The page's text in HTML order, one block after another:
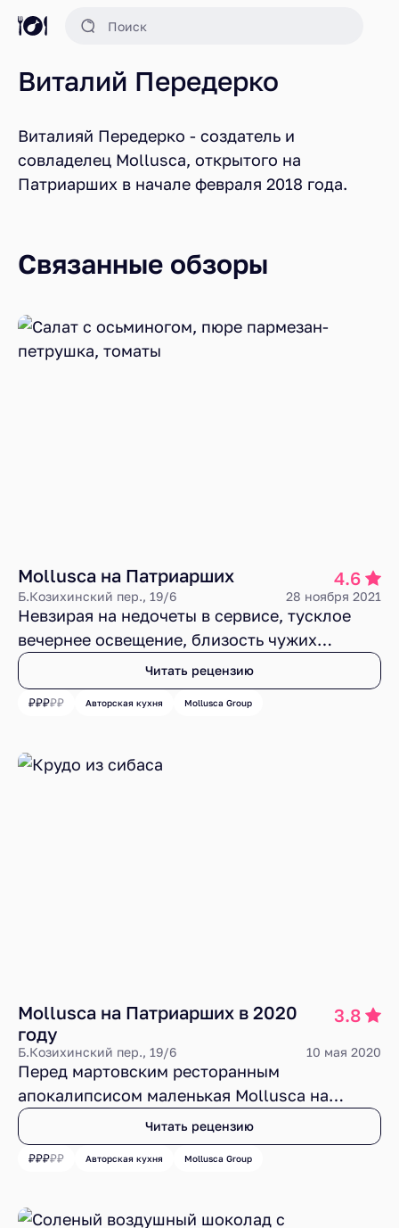
Виталий Передерко
Виталияй Передерко - создатель и
совладелец Mollusca, открытого на
Патриарших в начале февраля 2018 года.
Связанные обзоры
Mollusca на Патриарших 4.6
Б.Козихинский пер., 19/6 28 ноября 2021
Невзирая на недочеты в сервисе, тусклое
вечернее освещение, близость чужих
тарелок, локтей и разговоров, в Mollusca на
Патриарших по-прежнему хочется
возвращаться за авторскими
Джанмарии Сапии, за 101-соусными мидиями
Читать рецензию
Авторская кухня Mollusca Group
Mollusca на Патриарших в 2020
году
3.8
Б.Козихинский пер., 19/6 10 мая 2020
Перед мартовским ресторанным
апокалипсисом маленькая Mollusca на
пустынных Патриарших продолжала
излучать притягательный шарм, в котором,
несмотря на мелкие недочеты и тесноту,
идеи, непринужденность атмосферы,
Читать рецензию
Авторская кухня Mollusca Group